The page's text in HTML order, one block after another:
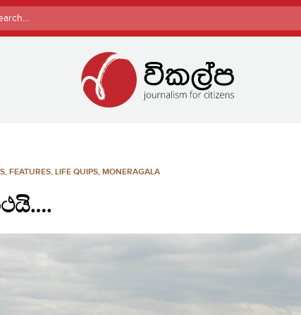
, FEATURES, LIFE QUIPS, MONERAGALA